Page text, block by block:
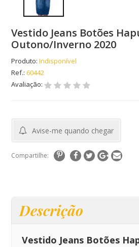
Vestido Jeans Botões
Outono/Inverno 2020
Produto: Indisponível
Ref.: 60442
Avaliação:
Avise-me quando chegar
Compartilhe:
Descrição
Vestido Jeans Botões